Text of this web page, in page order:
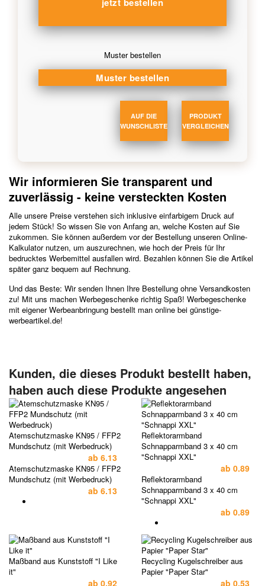
Muster bestellen
AUF DIE
WUNSCHLISTE
PRODUKT
VERGLEICHEN
Wir informieren Sie transparent und
zuverlässig - keine versteckten Kosten
Alle unsere Preise verstehen sich inklusive einfarbigem Druck auf
jedem Stück! So wissen Sie von Anfang an, welche Kosten auf Sie
zukommen. Sie können außerdem vor der Bestellung unseren Online-
Kalkulator nutzen, um auszurechnen, wie hoch der Preis für Ihr
bedrucktes Werbemittel ausfallen wird. Bezahlen können Sie die Artikel
später ganz bequem auf Rechnung.
Und das Beste: Wir senden Ihnen Ihre Bestellung ohne Versandkosten
zu! Mit uns machen Werbegeschenke richtig Spaß! Werbegeschenke
mit eigener Werbeanbringung bestellt man online bei günstige-
werbeartikel.de!
Kunden, die dieses Produkt bestellt haben,
haben auch diese Produkte angesehen
Atemschutzmaske KN95 / FFP2
Mundschutz (mit Werbedruck)
ab 6.13
Atemschutzmaske KN95 / FFP2
Mundschutz (mit Werbedruck)
ab 6.13
Reflektorarmband
Schnapparmband 3 x 40 cm
"Schnappi XXL"
ab 0.89
Reflektorarmband
Schnapparmband 3 x 40 cm
"Schnappi XXL"
ab 0.89
Maßband aus Kunststoff "I Like
it"
ab 0.92
Recycling Kugelschreiber aus
Papier "Paper Star"
ab 0.53